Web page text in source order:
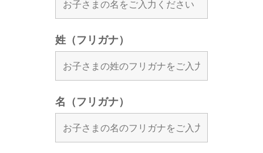
姓（フリガナ）
名（フリガナ）